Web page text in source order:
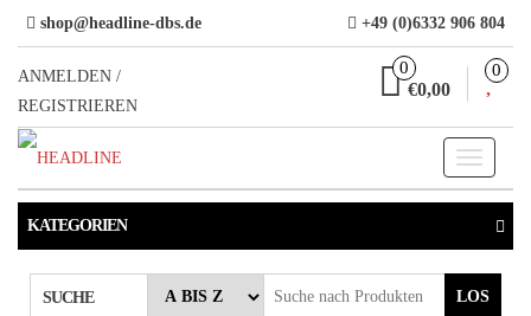
Direkt
zum
Inhalt
shop@headline-dbs.de +49 (0)6332 906 804
ANMELDEN /
REGISTRIEREN
0
€0,00
0
Toggle
KATEGORIEN
SUCHE LOS